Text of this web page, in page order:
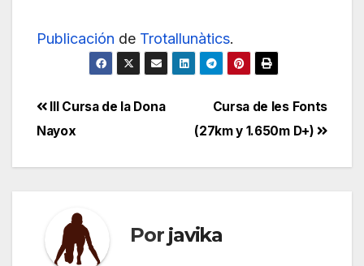
Publicación de Trotallunàtics.
Navegación
de
entradas
Cursa de les Fonts
(27km y 1.650m D+)
III Cursa de la Dona
Nayox
Por javika